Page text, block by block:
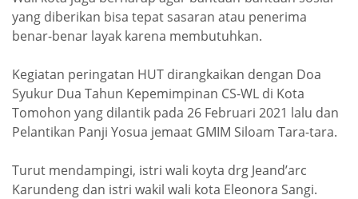
yang diberikan bisa tepat sasaran atau penerima
benar-benar layak karena membutuhkan.
Kegiatan peringatan HUT dirangkaikan dengan Doa
Syukur Dua Tahun Kepemimpinan CS-WL di Kota
Tomohon yang dilantik pada 26 Februari 2021 lalu dan
Pelantikan Panji Yosua jemaat GMIM Siloam Tara-tara.
Turut mendampingi, istri wali koyta drg Jeand’arc
Karundeng dan istri wakil wali kota Eleonora Sangi.